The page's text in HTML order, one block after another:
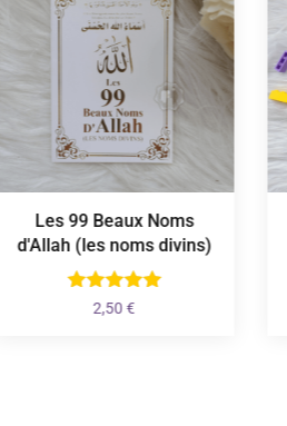
Les 99 Beaux Noms
d'Allah (les noms divins)
2,50€